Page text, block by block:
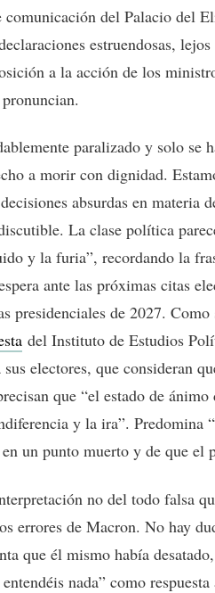
del Palacio del
estruendosas,
a la acción de los
paralizado y solo se
a morir con dignidad.
absurdas en materia
La clase política
y la furia”, recordando la
ante las próximas citas
presidenciales de 2027. Como
del Instituto de Estudios
electores, que consideran
que “el estado de ánimo
y la ira”. Predomina
un punto muerto y de que el
no del todo falsa
errores de Macron. No hay
que él mismo había
nada” como